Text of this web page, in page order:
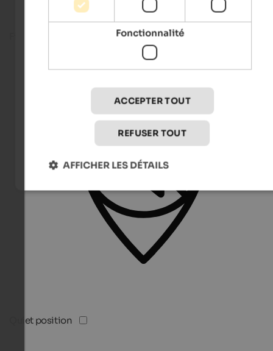
Quiet position
Fonctionnalité
ACCEPTER TOUT
REFUSER TOUT
AFFICHER LES DÉTAILS